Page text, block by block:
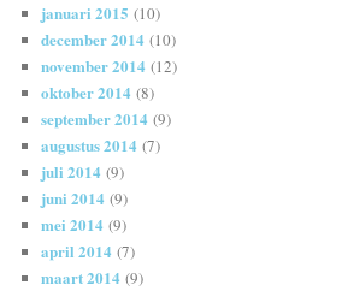
januari 2015 (10)
december 2014 (10)
november 2014 (12)
oktober 2014 (8)
september 2014 (9)
augustus 2014 (7)
juli 2014 (9)
juni 2014 (9)
mei 2014 (9)
april 2014 (7)
maart 2014 (9)